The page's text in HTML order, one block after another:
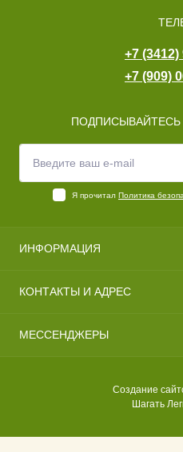
+7 (3412)
+7 (909)
Я прочитал Политика
ИНФОРМАЦИЯ
Цены
Контакты
КОНТАКТЫ И АДРЕС
"Редуктор"
По предварительной записи
МЕССЕНДЖЕРЫ
Создание
Шагать